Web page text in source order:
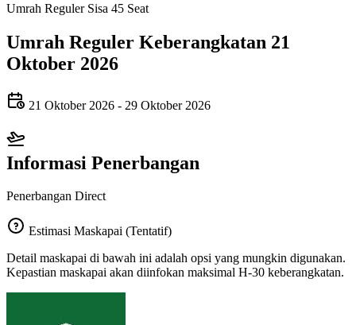
Umrah Reguler Sisa 45 Seat
Umrah Reguler Keberangkatan 21
Oktober 2026
21 Oktober 2026 - 29 Oktober 2026
Informasi Penerbangan
Penerbangan Direct
Estimasi Maskapai (Tentatif)
Detail maskapai di bawah ini adalah opsi yang mungkin digunakan.
Kepastian maskapai akan diinfokan maksimal H-30 keberangkatan.